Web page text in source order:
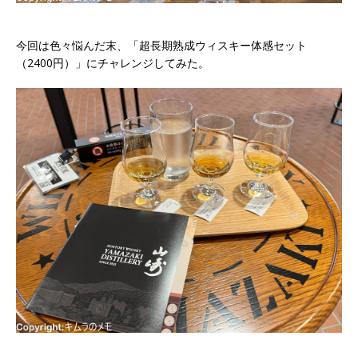
今回は色々悩んだ末、「超長期熟成ウィスキー体感セット
（2400円）」にチャレンジしてみた。